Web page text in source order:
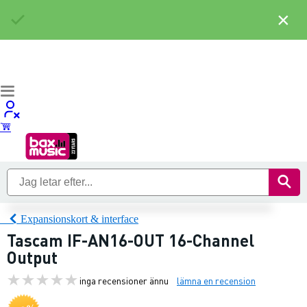
Expansionskort & interface
Tascam IF-AN16-OUT 16-Channel
Output
inga recensioner ännu lämna en recension
×